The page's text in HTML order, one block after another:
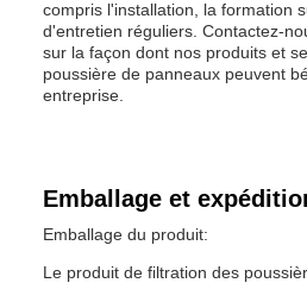
compris l'installation, la formation
d'entretien réguliers. Contactez-
sur la façon dont nos produits et
poussière de panneaux peuvent
entreprise.
Emballage et
Emballage du produit:
Le produit de filtration des